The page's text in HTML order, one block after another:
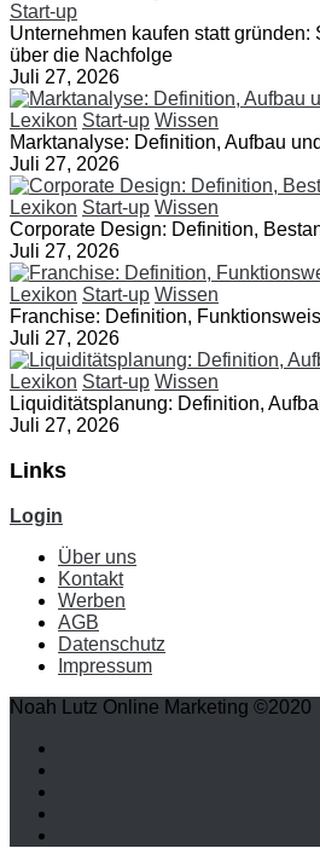
Start-up
Unternehmen kaufen statt gründen:
über die Nachfolge
Juli 27, 2026
Lexikon Start-up Wissen
Marktanalyse: Definition, Aufbau
Juli 27, 2026
Lexikon Start-up Wissen
Corporate Design: Definition,
Juli 27, 2026
Lexikon Start-up Wissen
Franchise: Definition,
Juli 27, 2026
Lexikon Start-up Wissen
Liquiditätsplanung: Definition,
Juli 27, 2026
Links
Login
Über uns
Kontakt
Werben
AGB
Datenschutz
Impressum
Noah Lutz Online Marketing ©2020